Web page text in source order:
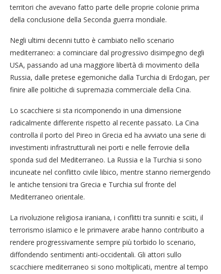
territori che avevano fatto parte delle proprie colonie prima
della conclusione della Seconda guerra mondiale.
Negli ultimi decenni tutto è cambiato nello scenario
mediterraneo: a cominciare dal progressivo disimpegno degli
USA, passando ad una maggiore libertà di movimento della
Russia, dalle pretese egemoniche dalla Turchia di Erdogan, per
finire alle politiche di supremazia commerciale della Cina.
Lo scacchiere si sta ricomponendo in una dimensione
radicalmente differente rispetto al recente passato. La Cina
controlla il porto del Pireo in Grecia ed ha avviato una serie di
investimenti infrastrutturali nei porti e nelle ferrovie della
sponda sud del Mediterraneo. La Russia e la Turchia si sono
incuneate nel conflitto civile libico, mentre stanno riemergendo
le antiche tensioni tra Grecia e Turchia sul fronte del
Mediterraneo orientale.
La rivoluzione religiosa iraniana, i conflitti tra sunniti e sciiti, il
terrorismo islamico e le primavere arabe hanno contribuito a
rendere progressivamente sempre più torbido lo scenario,
diffondendo sentimenti anti-occidentali. Gli attori sullo
scacchiere mediterraneo si sono moltiplicati, mentre al tempo